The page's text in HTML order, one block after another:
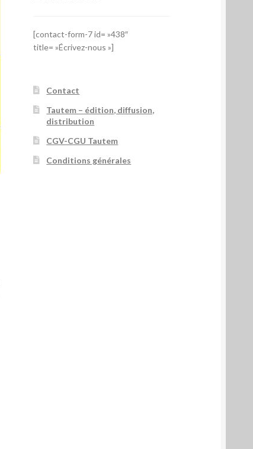
[contact-form-7 id= »438″
title= »Écrivez-nous »]
Contact
Tautem – édition, diffusion,
distribution
CGV-CGU Tautem
Conditions générales